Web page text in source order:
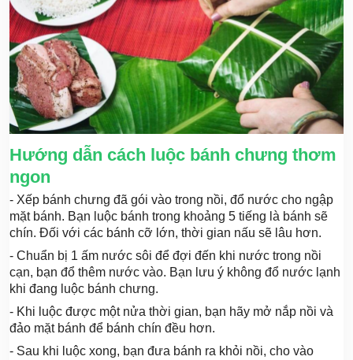
Hướng dẫn cách luộc bánh chưng thơm
ngon
- Xếp bánh chưng đã gói vào trong nồi, đổ nước cho ngập
mặt bánh. Bạn luộc bánh trong khoảng 5 tiếng là bánh sẽ
chín. Đối với các bánh cỡ lớn, thời gian nấu sẽ lâu hơn.
- Chuẩn bị 1 ấm nước sôi để đợi đến khi nước trong nồi
cạn, bạn đổ thêm nước vào. Bạn lưu ý không đổ nước lạnh
khi đang luộc bánh chưng.
- Khi luộc được một nửa thời gian, bạn hãy mở nắp nồi và
đảo mặt bánh để bánh chín đều hơn.
- Sau khi luộc xong, bạn đưa bánh ra khỏi nồi, cho vào